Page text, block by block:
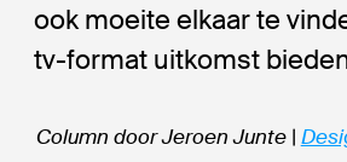
ook moeite elkaar te
tv-format uitkomst
Column door Jeroen Junte |